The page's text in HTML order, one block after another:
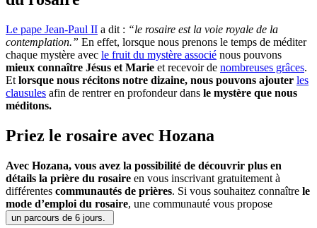
Le pape Jean-Paul II a dit : “le rosaire est la voie royale de la
contemplation.” En effet, lorsque nous prenons le temps de méditer
chaque mystère avec le fruit du mystère associé nous pouvons
mieux connaître Jésus et Marie et recevoir de nombreuses grâces.
Et lorsque nous récitons notre dizaine, nous pouvons ajouter les
clausules afin de rentrer en profondeur dans le mystère que nous
méditons.
Priez le rosaire avec Hozana
Avec Hozana, vous avez la possibilité de découvrir plus en
détails la prière du rosaire en vous inscrivant gratuitement à
différentes communautés de prières. Si vous souhaitez connaître le
mode d’emploi du rosaire, une communauté vous propose
un parcours de 6 jours.